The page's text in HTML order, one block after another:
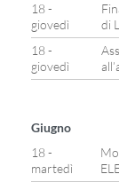
18 -
giovedì
di
18 -
giovedì
Giugno
18 -
martedì